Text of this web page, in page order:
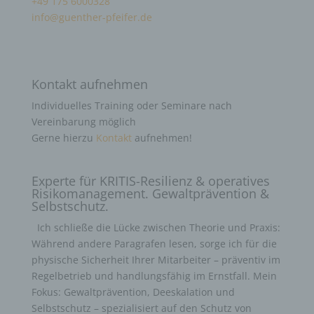
info@guenther-pfeifer.de
Kontakt aufnehmen
Individuelles Training oder Seminare nach
Vereinbarung möglich
Gerne hierzu Kontaktaufnehmen!
Experte für KRITIS-Resilienz & operatives
Risikomanagement. Gewaltprävention &
Selbstschutz.
Ich schließe die Lücke zwischen Theorie und Praxis:
Während andere Paragrafen lesen, sorge ich für die
physische Sicherheit Ihrer Mitarbeiter – präventiv im
Regelbetrieb und handlungsfähig im Ernstfall. Mein
Fokus: Gewaltprävention, Deeskalation und
Selbstschutz – spezialisiert auf den Schutz von